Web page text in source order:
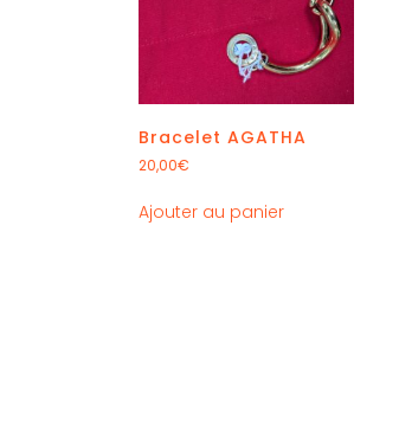
Bracelet AGATHA
20,00€
Ajouter au panier